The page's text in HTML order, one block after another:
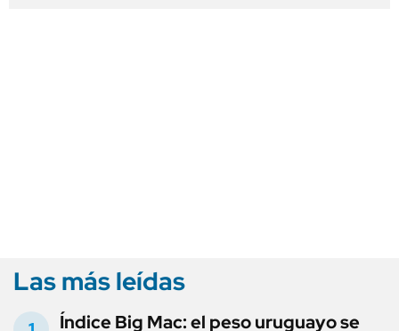
Las más leídas
Índice Big Mac: el peso uruguayo se